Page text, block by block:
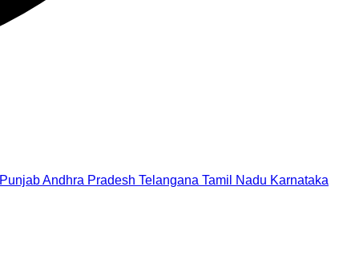
PunjabAndhra Pradesh Telangana Tamil Nadu Karnataka